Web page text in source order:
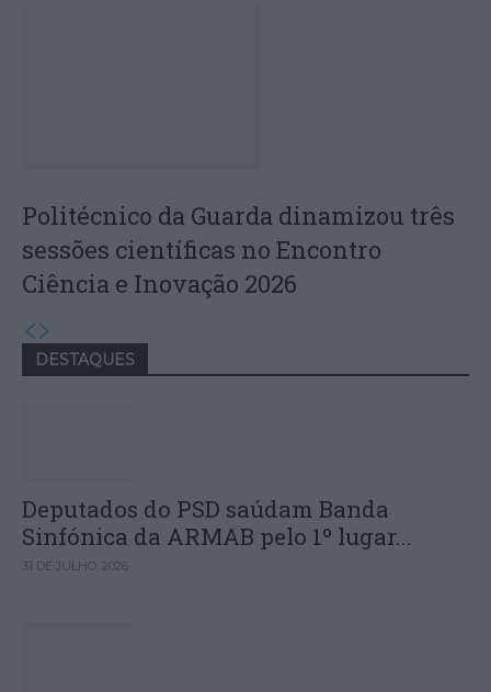
Politécnico da Guarda dinamizou três
sessões científicas no Encontro
Ciência e Inovação 2026
DESTAQUES
Deputados do PSD saúdam Banda
Sinfónica da ARMAB pelo 1º lugar...
31 DE JULHO, 2026